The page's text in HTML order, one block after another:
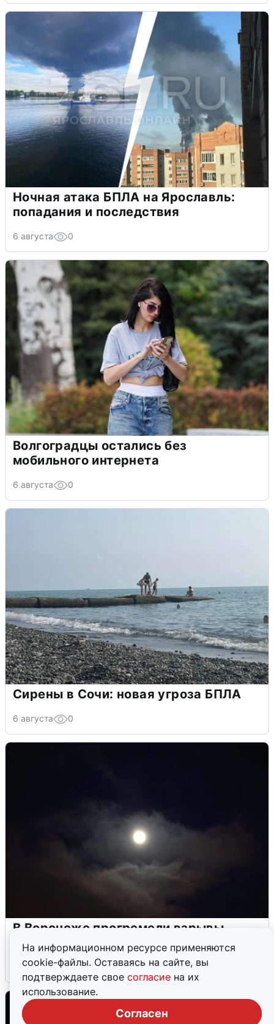
На информационном ресурсе применяются
cookie-файлы. Оставаясь на сайте, вы
подтверждаете свое согласие на их
использование.
Согласен
Ночная атака БПЛА на Ярославль:
попадания и последствия
6 августа 0
Волгоградцы остались без
мобильного интернета
6 августа 0
Сирены в Сочи: новая угроза БПЛА
6 августа 0
В Воронеже прогремели взрывы
после сигнала тревоги
5 августа 0